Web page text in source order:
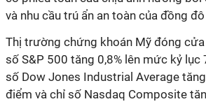
và nhu cầu trú ẩn an toàn của đồng đô
Thị trường chứng khoán Mỹ đóng
số S&P 500 tăng 0,8% lên mức kỷ lục
số Dow Jones Industrial Average
điểm và chỉ số Nasdaq Composite